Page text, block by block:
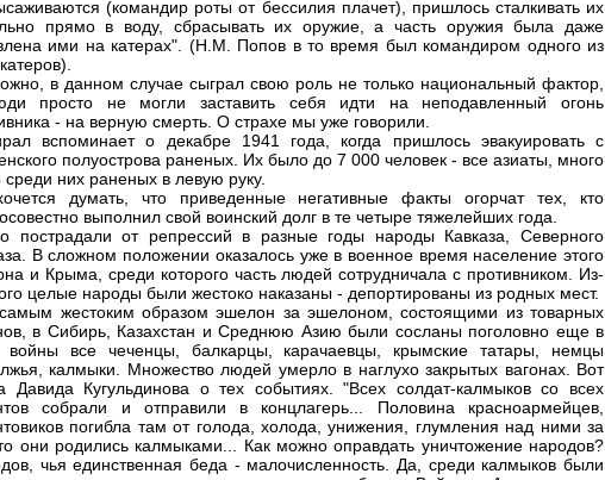
(командир роты от бессилия плачет), пришлось сталкивать их
прямо в воду, сбрасывать их оружие, а часть оружия была даже
ими на катерах". (Н.М. Попов в то время был командиром одного из
в данном случае сыграл свою роль не только национальный фактор,
просто не могли заставить себя идти на неподавленный огонь
- на верную смерть. О страхе мы уже говорили.
вспоминает о декабре 1941 года, когда пришлось эвакуировать с
полуострова раненых. Их было до 7 000 человек - все азиаты, много
них раненых в левую руку.
думать, что приведенные негативные факты огорчат тех, кто
выполнил свой воинский долг в те четыре тяжелейших года.
пострадали от репрессий в разные годы народы Кавказа, Северного
В сложном положении оказалось уже в военное время население этого
и Крыма, среди которого часть людей сотрудничала с противником. Из-
целые народы были жестоко наказаны - депортированы из родных мест.
жестоким образом эшелон за эшелоном, состоящими из товарных
в Сибирь, Казахстан и Среднюю Азию были сосланы поголовно еще в
войны все чеченцы, балкарцы, карачаевцы, крымские татары, немцы
калмыки. Множество людей умерло в наглухо закрытых вагонах. Вот
Давида Кугульдинова о тех событиях. "Всех солдат-калмыков со всех
собрали и отправили в концлагерь... Половина красноармейцев,
погибла там от голода, холода, унижения, глумления над ними за
они родились калмыками... Как можно оправдать уничтожение народов?
чья единственная беда - малочисленность. Да, среди калмыков были